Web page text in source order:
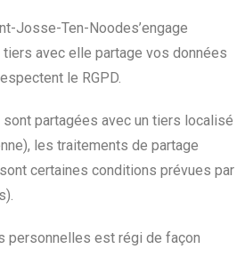
Josse-Ten-Noodes’engage
avec elle partage vos données
le RGPD.
partagées avec un tiers localisé
les traitements de partage
certaines conditions prévues par
personnelles est régi de façon